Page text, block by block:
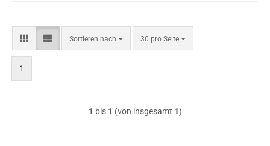
Sortieren nach
Sortieren
nach
30 pro Seite
pro Seite
1
1 bis 1 (von insgesamt 1)